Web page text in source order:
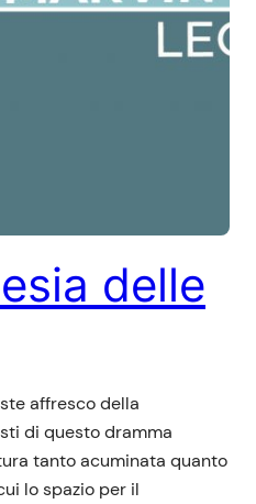
delle
affresco della
di questo dramma
tanto acuminata quanto
lo spazio per il